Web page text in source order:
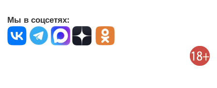
Мы в соцсетях: